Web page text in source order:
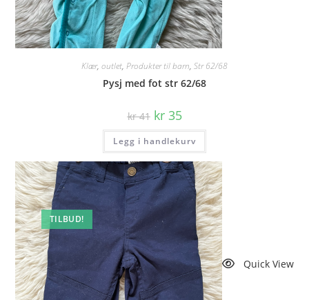
Klær, outlet, Produkter til barn, Str 62/68
Pysj med fot str 62/68
kr41 Opprinnelig
pris
var:
kr 41.
kr35Nåværende
pris
er:
kr 35.
Legg i handlekurv
TILBUD!
Quick View